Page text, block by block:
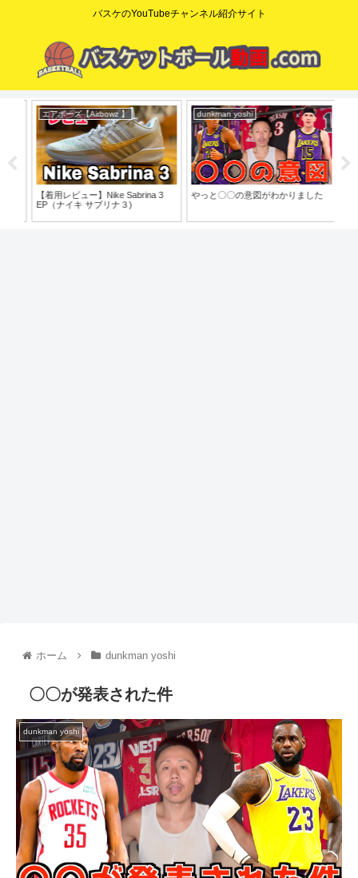
バスケのYouTubeチャンネル紹介サイト
エアボーズ【Airbowz 】
【着用レビュー】Nike Sabrina 3
EP（ナイキ サブリナ３)
dunkman yoshi
やっと〇〇の意図がわかりました
ホーム dunkman yoshi
〇〇が発表された件
dunkman yoshi